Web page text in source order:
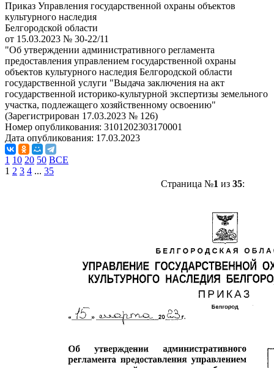
Приказ Управления государственной охраны объектов
культурного наследия
Белгородской области
от 15.03.2023 № 30-22/11
"Об утверждении административного регламента
предоставления управлением государственной охраны
объектов культурного наследия Белгородской области
государственной услуги "Выдача заключения на акт
государственной историко-культурной экспертизы земельного
участка, подлежащего хозяйственному освоению"
(Зарегистрирован 17.03.2023 № 126)
Номер опубликования: 3101202303170001
Дата опубликования: 17.03.2023
1 10 20 50 ВСЕ
1 2 3 4 ... 35
Страница №1 из 35: